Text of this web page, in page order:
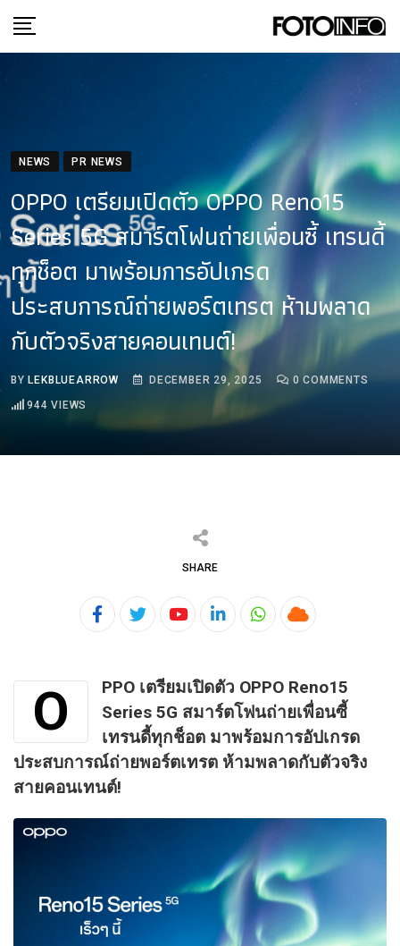
to
NEWS PR NEWS
OPPO เตรียมเปิดตัว OPPO Reno15
Series 5G สมาร์ตโฟนถ่ายเพื่อนซี้ เทรนดี้
ทุกช็อต มาพร้อมการอัปเกรด
ประสบการณ์ถ่ายพอร์ตเทรต ห้ามพลาด
กับตัวจริงสายคอนเทนต์!
BYLEKBLUEARROW DECEMBER 29, 2025 0 COMMENTS
944 VIEWS
SHARE
YoutubeLinkedInWhatsapp
Cloud
O
PPO เตรียมเปิดตัว OPPO Reno15
Series 5G สมาร์ตโฟนถ่ายเพื่อนซี้
เทรนดี้ทุกช็อต มาพร้อมการอัปเกรด
ประสบการณ์ถ่ายพอร์ตเทรต ห้ามพลาดกับตัวจริง
สายคอนเทนต์!